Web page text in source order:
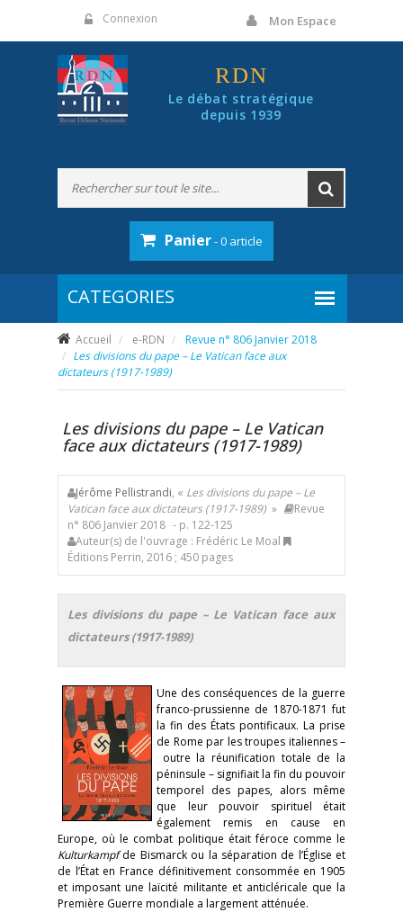
Connexion Mon Espace
RDN
Le débat stratégique
depuis 1939
Panier- 0 article
Accueil e-RDN
Revue n° 806 Janvier 2018
Les divisions du pape – Le Vatican face aux
dictateurs (1917-1989)
Les divisions du pape – Le Vatican
face aux dictateurs (1917-1989)
Jérôme Pellistrandi, « Les divisions du pape – Le
Vatican face aux dictateurs (1917-1989) »
Revue
n° 806 Janvier 2018 - p. 122-125
Auteur(s) de l'ouvrage : Frédéric Le Moal
Éditions Perrin, 2016 ; 450 pages
Les divisions du pape – Le Vatican face aux
dictateurs (1917-1989)
Une des conséquences de la guerre
franco-prussienne de 1870-1871 fut
la fin des États pontificaux. La prise
de Rome par les troupes italiennes –
outre la réunification totale de la
péninsule – signifiait la fin du pouvoir
temporel des papes, alors même
que leur pouvoir spirituel était
également remis en cause en
Europe, où le combat politique était féroce comme le
Kulturkampfde Bismarck ou la séparation de l’Église et
de l’État en France définitivement consommée en 1905
et imposant une laïcité militante et anticléricale que la
Première Guerre mondiale a largement atténuée.